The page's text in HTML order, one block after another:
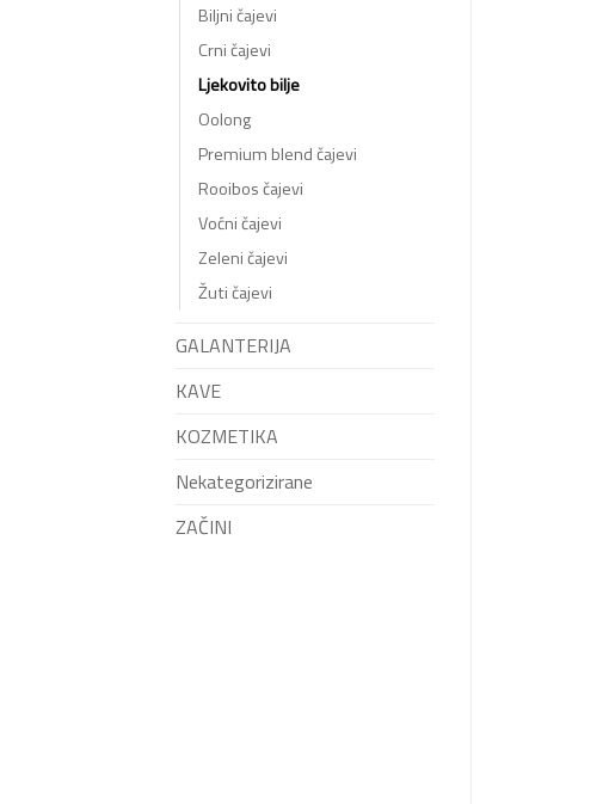
Biljni čajevi
Crni čajevi
Ljekovito bilje
Oolong
Premium blend čajevi
Rooibos čajevi
Voćni čajevi
Zeleni čajevi
Žuti čajevi
GALANTERIJA
KAVE
KOZMETIKA
Nekategorizirane
ZAČINI